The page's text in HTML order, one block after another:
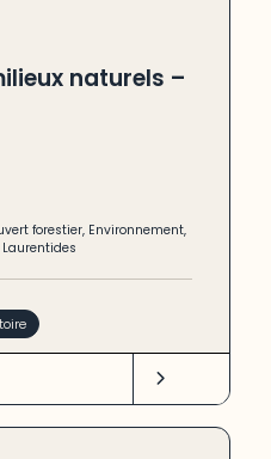
naturels –
forestier, Environnement,
Laurentides